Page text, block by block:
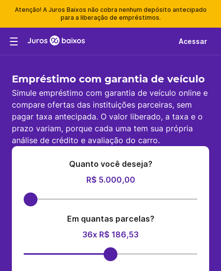
Atenção! A Juros Baixos não cobra nenhum depósito antecipado
para a liberação de empréstimos.
Acessar
Empréstimo com garantia de veículo
Simule empréstimo com garantia de veículo online e
compare ofertas das instituições parceiras, sem
pagar taxa antecipada. O valor liberado, a taxa e o
prazo variam, porque cada uma tem sua própria
análise de crédito e avaliação do carro.
Quanto você deseja?
R$ 5.000,00
Em quantas parcelas?
36x R$ 186,53